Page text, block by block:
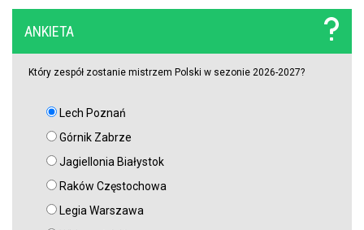
Szokujący zwrot akcji na rynku transferowym. Gwiazdor odrzucił
ofertę Real Madryti zagra w Barcelonie
OFICJALNIE: Yan Diomande zawodnikiem Realu Madryt! Podpisał
wieloletni kontrakt
OFICJALNIE: Vinicius Junior przedłużył kontrakt z Realem Madryt!
ANKIETA
Który zespół zostanie mistrzem Polski w sezonie 2026-2027?
Lech Poznań
Górnik Zabrze
Jagiellonia Białystok
Raków Częstochowa
Legia Warszawa